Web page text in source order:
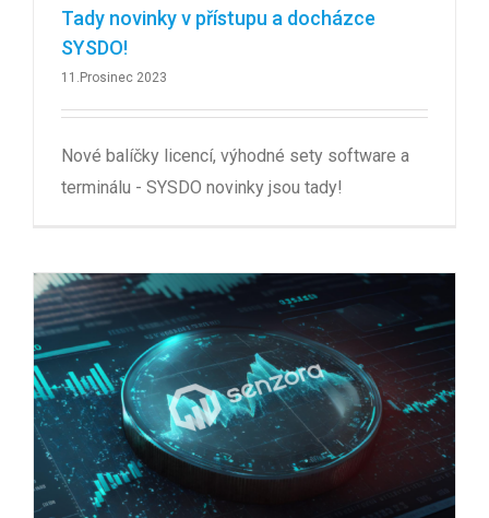
Tady novinky v přístupu a docházce
SYSDO!
11.Prosinec 2023
Nové balíčky licencí, výhodné sety software a
terminálu - SYSDO novinky jsou tady!